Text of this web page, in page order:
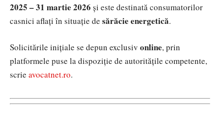
2025 – 31 martie 2026 și este destinată consumatorilor
casnici aflați în situație de sărăcie energetică.
Solicitările inițiale se depun exclusiv online, prin
platformele puse la dispoziție de autoritățile competente,
scrie avocatnet.ro.